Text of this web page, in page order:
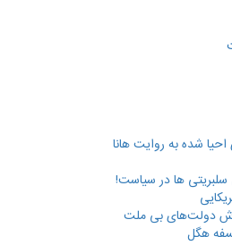
شده به ‌روایت هانا
ها در سیاست!
دولت‌های بی ملت
هگل